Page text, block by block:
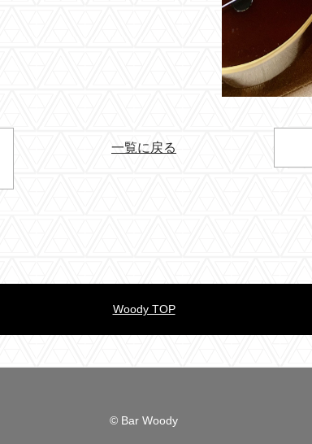
一覧に戻る
Woody TOP
© Bar Woody